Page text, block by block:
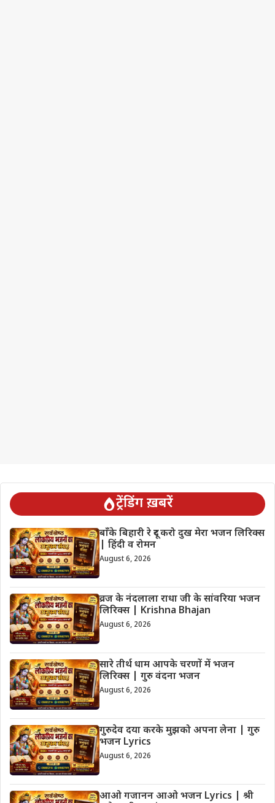
ट्रेंडिंग ख़बरें
बाँके बिहारी रे दूर करो दुख मेरा भजन लिरिक्स
| हिंदी व रोमन
August 6, 2026
व्रज के नंदलाला राधा जी के सांवरिया भजन
लिरिक्स | Krishna Bhajan
August 6, 2026
सारे तीर्थ धाम आपके चरणों में भजन
लिरिक्स | गुरु वंदना भजन
August 6, 2026
गुरुदेव दया करके मुझको अपना लेना | गुरु
भजन Lyrics
August 6, 2026
आओ गजानन आओ भजन Lyrics | श्री